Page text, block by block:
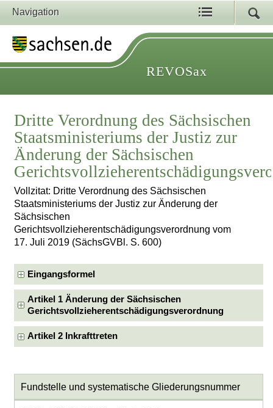
Navigation
REVOSax
Dritte Verordnung des Sächsischen
Staatsministeriums der Justiz zur
Änderung der Sächsischen
Vollzitat: Dritte Verordnung des Sächsischen
Staatsministeriums der Justiz zur Änderung der
Sächsischen
Gerichtsvollzieherentschädigungsverordnung vom
17. Juli 2019 (SächsGVBl. S. 600)
Eingangsformel
Artikel 1 Änderung der Sächsischen
Gerichtsvollzieherentschädigungsverordnung
Artikel 2 Inkrafttreten
Fundstelle und systematische Gliederungsnummer